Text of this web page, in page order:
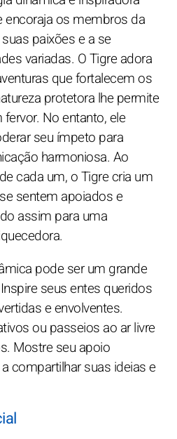
encoraja os membros da
paixões e a se
variadas. O Tigre adora
que fortalecem os
protetora lhe permite
No entanto, ele
seu ímpeto para
harmoniosa. Ao
cada um, o Tigre cria um
sentem apoiados e
assim para uma
pode ser um grande
seus entes queridos
e envolventes.
ou passeios ao ar livre
Mostre seu apoio
compartilhar suas ideias e